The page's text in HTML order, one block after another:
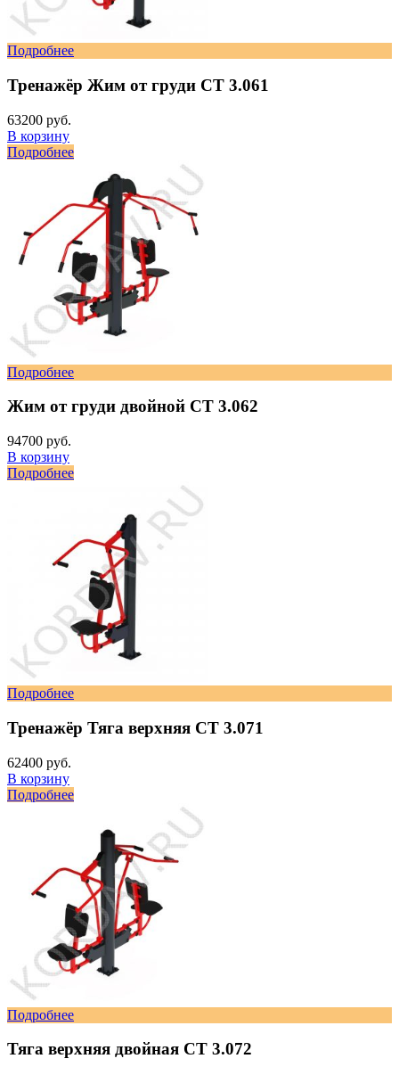
Подробнее
Тренажёр Жим от груди СТ 3.061
63200 руб.
В корзину
Подробнее
Подробнее
Жим от груди двойной СТ 3.062
94700 руб.
В корзину
Подробнее
Подробнее
Тренажёр Тяга верхняя СТ 3.071
62400 руб.
В корзину
Подробнее
Подробнее
Тяга верхняя двойная СТ 3.072